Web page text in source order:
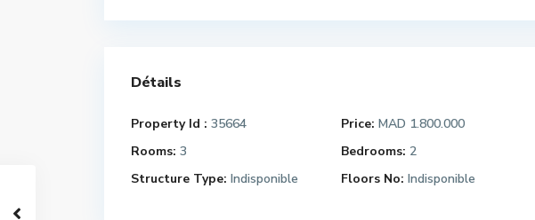
Détails
Property Id : 35664 Price: MAD 1.800.000
Rooms: 3 Bedrooms: 2
Structure Type: Indisponible Floors No: Indisponible